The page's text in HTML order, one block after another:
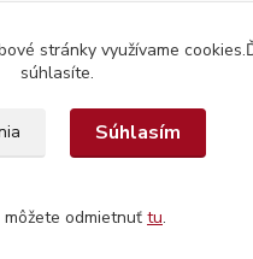
stránky využívame
súhlasíte.
Súhlasím
odmietnuť tu.